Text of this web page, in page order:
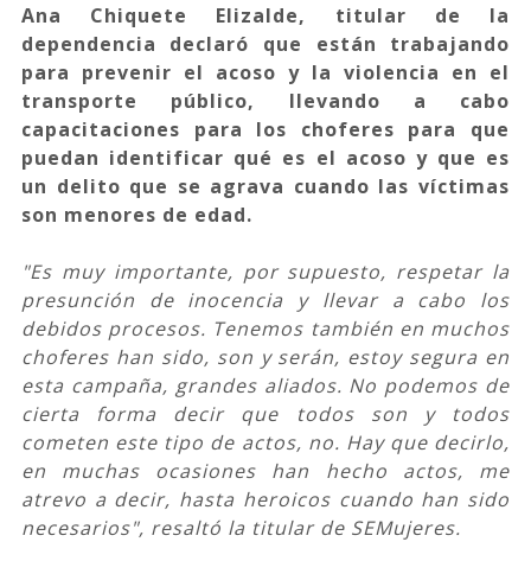
Ana Chiquete Elizalde, titular de la
dependencia declaró que están trabajando
para prevenir el acoso y la violencia en el
transporte público, llevando a cabo
capacitaciones para los choferes para que
puedan identificar qué es el acoso y que es
un delito que se agrava cuando las víctimas
son menores de edad.
"Es muy importante, por supuesto, respetar la
presunción de inocencia y llevar a cabo los
debidos procesos. Tenemos también en muchos
choferes han sido, son y serán, estoy segura en
esta campaña, grandes aliados. No podemos de
cierta forma decir que todos son y todos
cometen este tipo de actos, no. Hay que decirlo,
en muchas ocasiones han hecho actos, me
atrevo a decir, hasta heroicos cuando han sido
necesarios", resaltó la titular de SEMujeres.